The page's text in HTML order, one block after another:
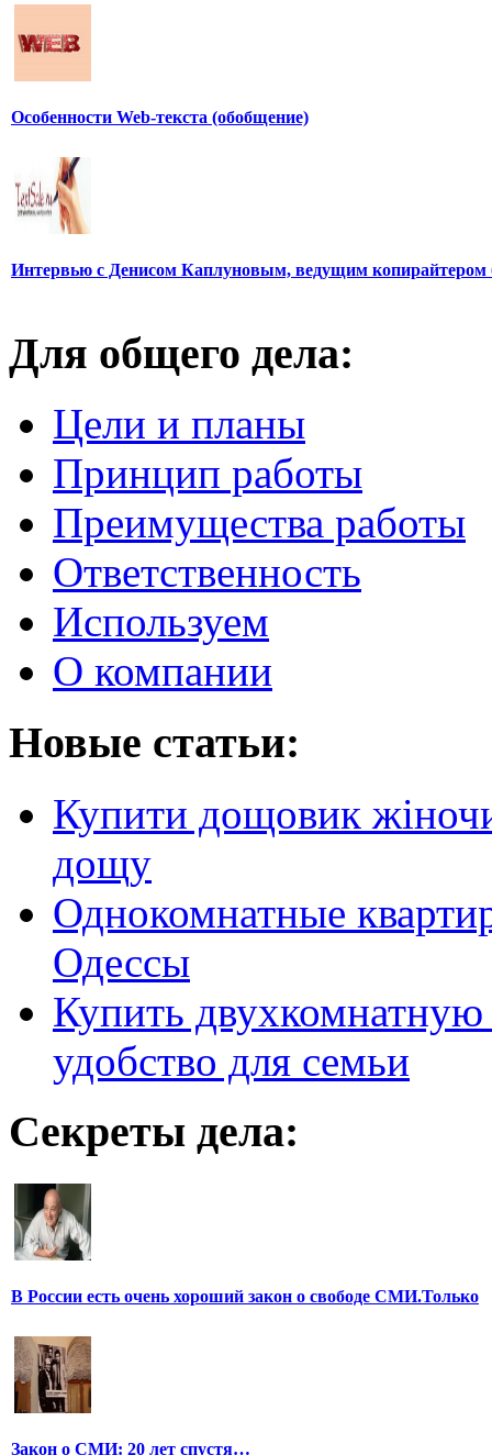
Особенности Web-текста (обобщение)
Интервью с Денисом Каплуновым, ведущим копирайтером
Для общего дела:
Цели и планы
Принцип работы
Преимущества работы
Ответственность
Используем
О компании
Новые статьи:
Купити дощовик
дощу
Однокомнатные
Одессы
Купить
удобство для семьи
Секреты дела:
В России есть очень хороший закон о свободе СМИ.Только
Закон о СМИ: 20 лет спустя…